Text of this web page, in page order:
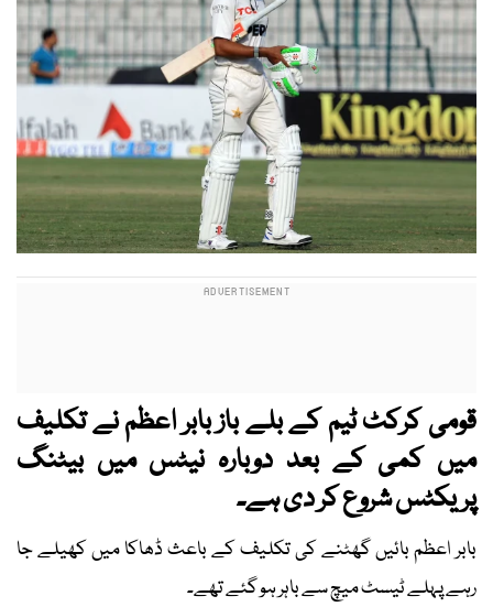
قومی کرکٹ ٹیم کے بلے باز بابر اعظم نے تکلیف
میں کمی کے بعد دوبارہ نیٹس میں بیٹنگ
پریکٹس شروع کر دی ہے۔
بابر اعظم بائیں گھٹنے کی تکلیف کے باعث ڈھاکا میں کھیلے جا
رہے پہلے ٹیسٹ میچ سے باہر ہو گئے تھے۔